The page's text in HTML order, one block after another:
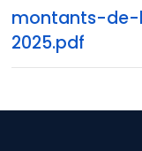
montants-
2025.pdf